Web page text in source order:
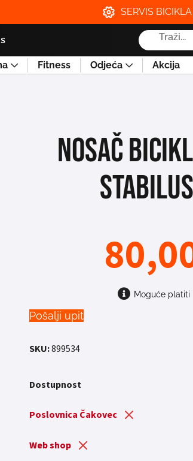
SERVIS BICIKLA
Products
search
Fitness Odjeća Akcija
NOSAČ
Moguće platiti
Pošalji upit
SKU:899534
Dostupnost
Poslovnica Čakovec
Web shop